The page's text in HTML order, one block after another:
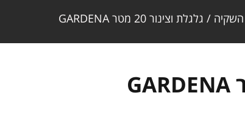
/ גלגלת וצינור 20 מטר GARDENA